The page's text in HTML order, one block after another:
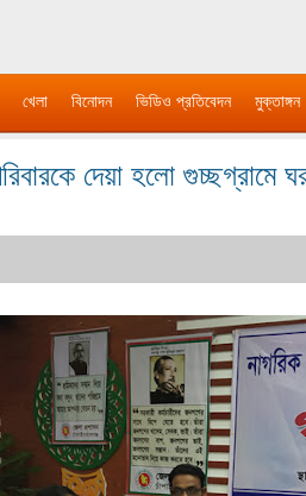
খেলা বিনোদন ভিডিও প্রতিবেদন মুক্তাঙ্গন
দেয়া হলো